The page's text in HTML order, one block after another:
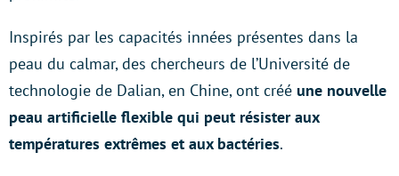
Inspirés par les capacités innées présentes dans la
peau du calmar, des chercheurs de l’Université de
technologie de Dalian, en Chine, ont créé une nouvelle
peau artificielle flexible qui peut résister aux
températures extrêmes et aux bactéries.